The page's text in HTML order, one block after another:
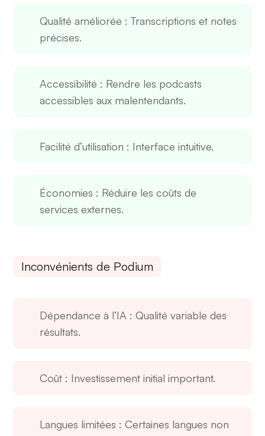
Qualité améliorée : Transcriptions et notes
précises.
Accessibilité : Rendre les podcasts
accessibles aux malentendants.
Facilité d’utilisation : Interface intuitive.
Économies : Réduire les coûts de
services externes.
Inconvénients de Podium
Dépendance à l’IA : Qualité variable des
résultats.
Coût : Investissement initial important.
Langues limitées : Certaines langues non